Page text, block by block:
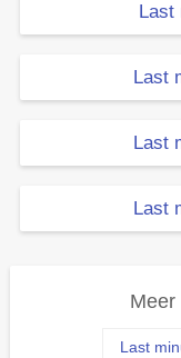
Last
Last
Last
Last
Meer
Last